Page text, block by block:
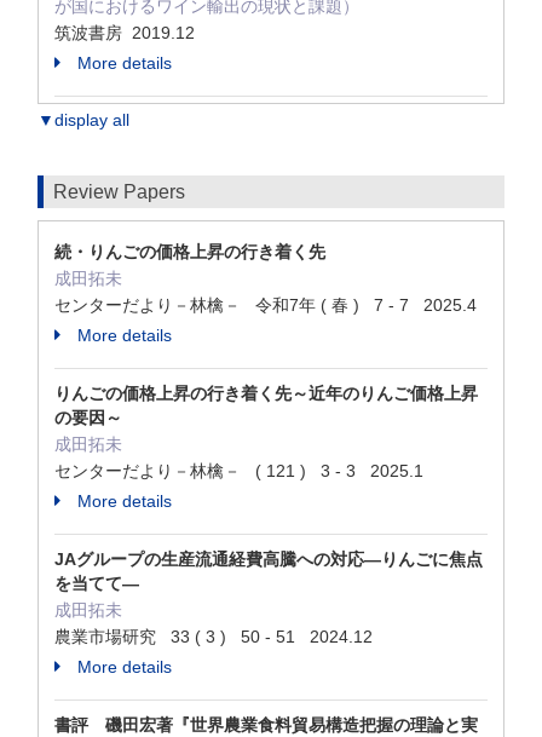
が国におけるワイン輸出の現状と課題）
筑波書房 2019.12
More details
▼display all
Review Papers
続・りんごの価格上昇の行き着く先
成田拓未
センターだより－林檎－ 令和7年 ( 春 ) 7 - 7 2025.4
More details
りんごの価格上昇の行き着く先～近年のりんご価格上昇
の要因～
成田拓未
センターだより－林檎－ ( 121 ) 3 - 3 2025.1
More details
JAグループの生産流通経費高騰への対応―りんごに焦点
を当てて―
成田拓未
農業市場研究 33 ( 3 ) 50 - 51 2024.12
More details
書評 磯田宏著『世界農業食料貿易構造把握の理論と実